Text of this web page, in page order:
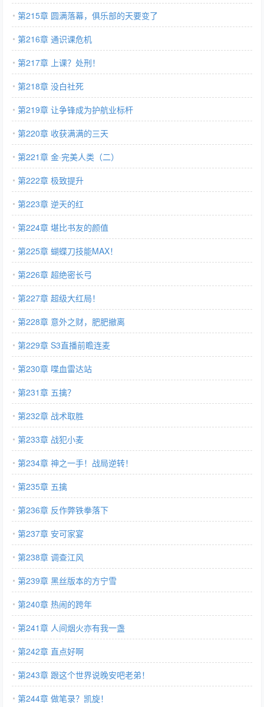
第215章 圆满落幕，俱乐部的天要变了
第216章 通识课危机
第217章 上课？处刑！
第218章 没白社死
第219章 让争锋成为护航业标杆
第220章 收获满满的三天
第221章 金·完美人类（二）
第222章 极致提升
第223章 逆天的红
第224章 堪比书友的颜值
第225章 蝴蝶刀技能MAX！
第226章 超绝密长弓
第227章 超级大红局！
第228章 意外之财，肥肥撤离
第229章 S3直播前瞻连麦
第230章 喋血雷达站
第231章 五擒？
第232章 战术取胜
第233章 战犯小麦
第234章 神之一手！战局逆转！
第235章 五擒
第236章 反作弊铁拳落下
第237章 安可家宴
第238章 调查江风
第239章 黑丝版本的方宁雪
第240章 热闹的跨年
第241章 人间烟火亦有我一盏
第242章 直点好啊
第243章 跟这个世界说晚安吧老弟！
第244章 做笔录？凯旋！